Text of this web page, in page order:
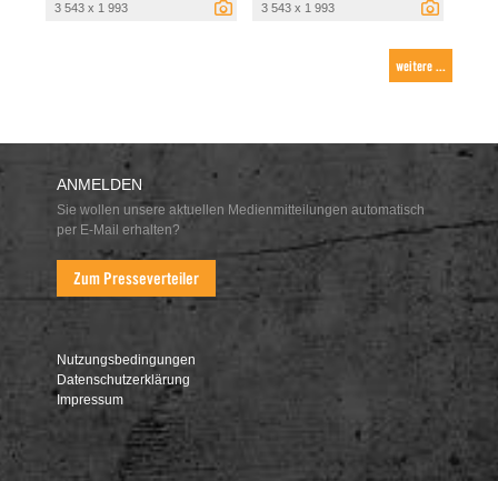
3 543 x 1 993 3 543 x 1 993
weitere ...
ANMELDEN
Sie wollen unsere aktuellen Medienmitteilungen automatisch
per E-Mail erhalten?
Zum Presseverteiler
Nutzungsbedingungen
Datenschutzerklärung
Impressum